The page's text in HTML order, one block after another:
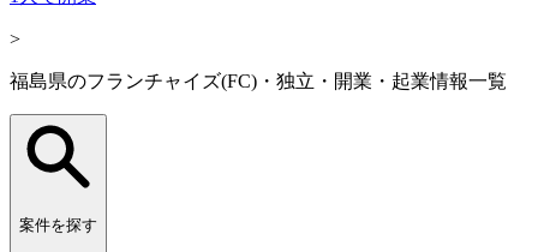
>
福島県のフランチャイズ(FC)・独立・開業・起業情報一覧
案件を探す